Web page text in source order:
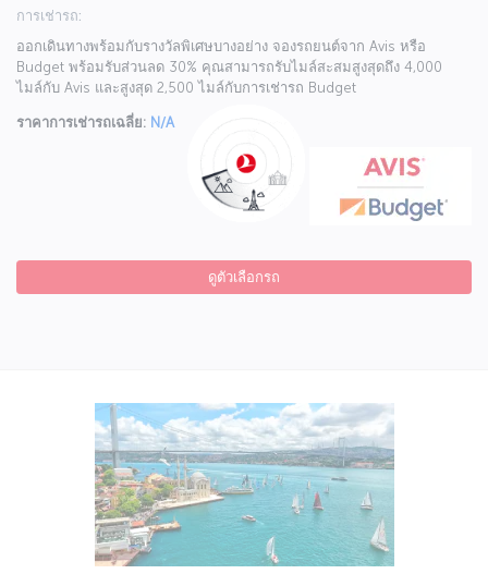
การเช่ารถ:
ออกเดินทางพร้อมกับรางวัลพิเศษบางอย่าง จองรถยนต์จาก Avis หรือ
Budget พร้อมรับส่วนลด 30% คุณสามารถรับไมล์สะสมสูงสุดถึง 4,000
ไมล์กับ Avis และสูงสุด 2,500 ไมล์กับการเช่ารถ Budget
ราคาการเช่ารถเฉลี่ย: N/A
ดูตัวเลือกรถ